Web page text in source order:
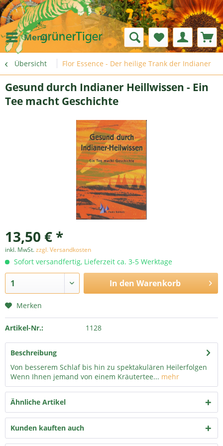
Menü
Übersicht Flor Essence - Der heilige Trank der Indianer
Gesund durch Indianer Heillwissen - Ein
Tee macht Geschichte
13,50 € *
inkl. MwSt.zzgl. Versandkosten
Sofort versandfertig, Lieferzeit ca. 3-5 Werktage
In den Warenkorb
Merken
Artikel-Nr.: 1128
Beschreibung
Von besserem Schlaf bis hin zu spektakulären Heilerfolgen
Wenn Ihnen jemand von einem Kräutertee... mehr
Ähnliche Artikel
Kunden kauften auch